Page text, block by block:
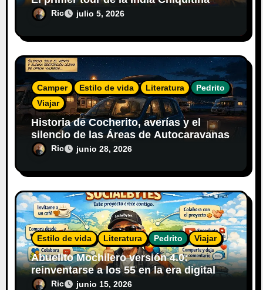
Ric julio 5, 2026
Camper Estilo de vida Literatura
Pedrito
Viajar
Historia de Cocherito, averías y el
silencio de las Áreas de Autocaravanas
Ric junio 28, 2026
Estilo de vida Literatura Pedrito Viajar
Abuelito Mochilero versión 4.0:
reinventarse a los 55 en la era digital
Ric junio 15, 2026